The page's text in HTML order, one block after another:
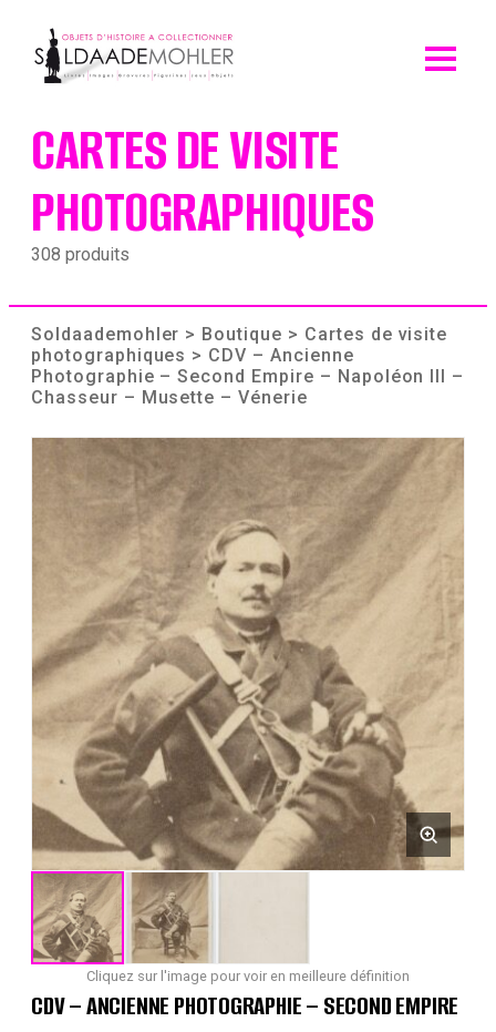
content
CARTES DE VISITE
PHOTOGRAPHIQUES
308 produits
Soldaademohler > Boutique > Cartes de visite
photographiques > CDV – Ancienne
Photographie – Second Empire – Napoléon III –
Chasseur – Musette – Vénerie
Cliquez sur l'image pour voir en meilleure définition
CDV – ANCIENNE PHOTOGRAPHIE – SECOND EMPIRE